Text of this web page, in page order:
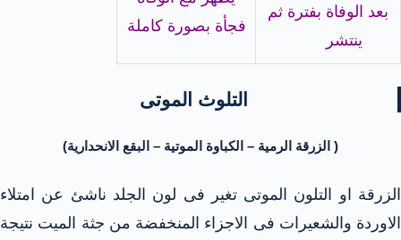
بعد الوفاة بفترة ثم
ينتشر
فجأة بصورة كاملة
التلوث الموتى
( الزرقة الرمية – الكباوة الموتية – البقع الانحدارية)
الزرقة او التلون الموتى تغير فى لون الجلد ناشئ عن امتلاء
الاوردة والشعيرات فى الاجزاء المنخفضة من جثة الميت نتيجة